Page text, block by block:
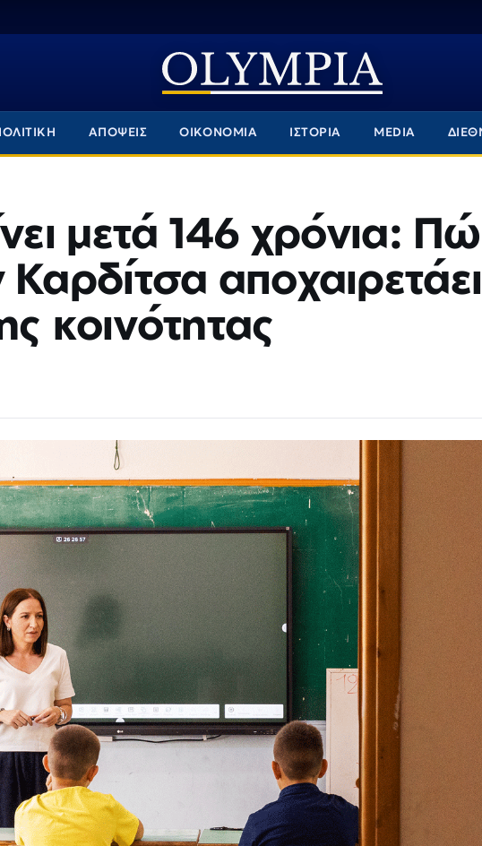
ΑΠΟΨΕΙΣ ΟΙΚΟΝΟΜΙΑ ΙΣΤΟΡΙΑ MEDIA
μετά 146 χρόνια:
αποχαιρετάει
κοινότητας